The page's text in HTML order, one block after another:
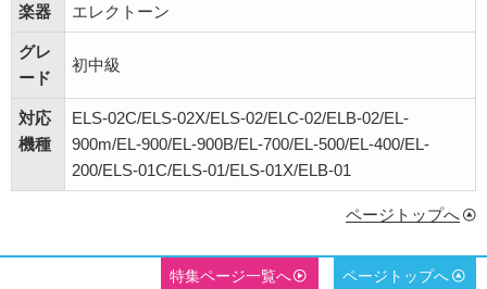
楽器 エレクトーン
グレ
ード
初中級
対応
機種
ELS-02C/ELS-02X/ELS-02/ELC-02/ELB-02/EL-
900m/EL-900/EL-900B/EL-700/EL-500/EL-400/EL-
200/ELS-01C/ELS-01/ELS-01X/ELB-01
ページトップへ
特集ページ一覧へ ページトップへ